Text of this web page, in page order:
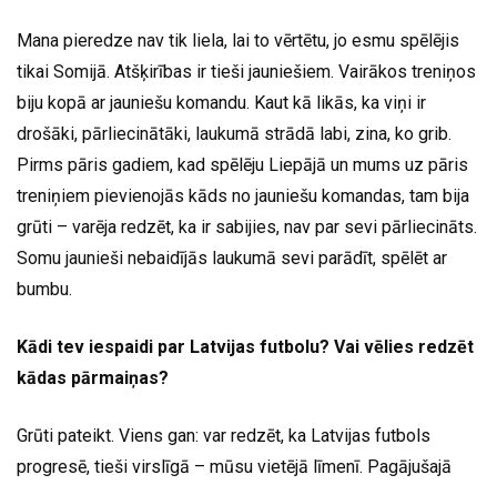
Mana pieredze nav tik liela, lai to vērtētu, jo esmu spēlējis
tikai Somijā. Atšķirības ir tieši jauniešiem. Vairākos treniņos
biju kopā ar jauniešu komandu. Kaut kā likās, ka viņi ir
drošāki, pārliecinātāki, laukumā strādā labi, zina, ko grib.
Pirms pāris gadiem, kad spēlēju Liepājā un mums uz pāris
treniņiem pievienojās kāds no jauniešu komandas, tam bija
grūti – varēja redzēt, ka ir sabijies, nav par sevi pārliecināts.
Somu jaunieši nebaidījās laukumā sevi parādīt, spēlēt ar
bumbu.
Kādi tev iespaidi par Latvijas futbolu? Vai vēlies redzēt
kādas pārmaiņas?
Grūti pateikt. Viens gan: var redzēt, ka Latvijas futbols
progresē, tieši virslīgā – mūsu vietējā līmenī. Pagājušajā